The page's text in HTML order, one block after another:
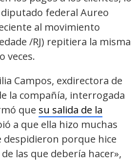
federal Aureo
al movimiento
/RJ) repitiera la misma
veces.
Campos, exdirectora de
la compañía, interrogada
que su salida de la
a que ella hizo muchas
despidieron porque hice
las que debería hacer»,